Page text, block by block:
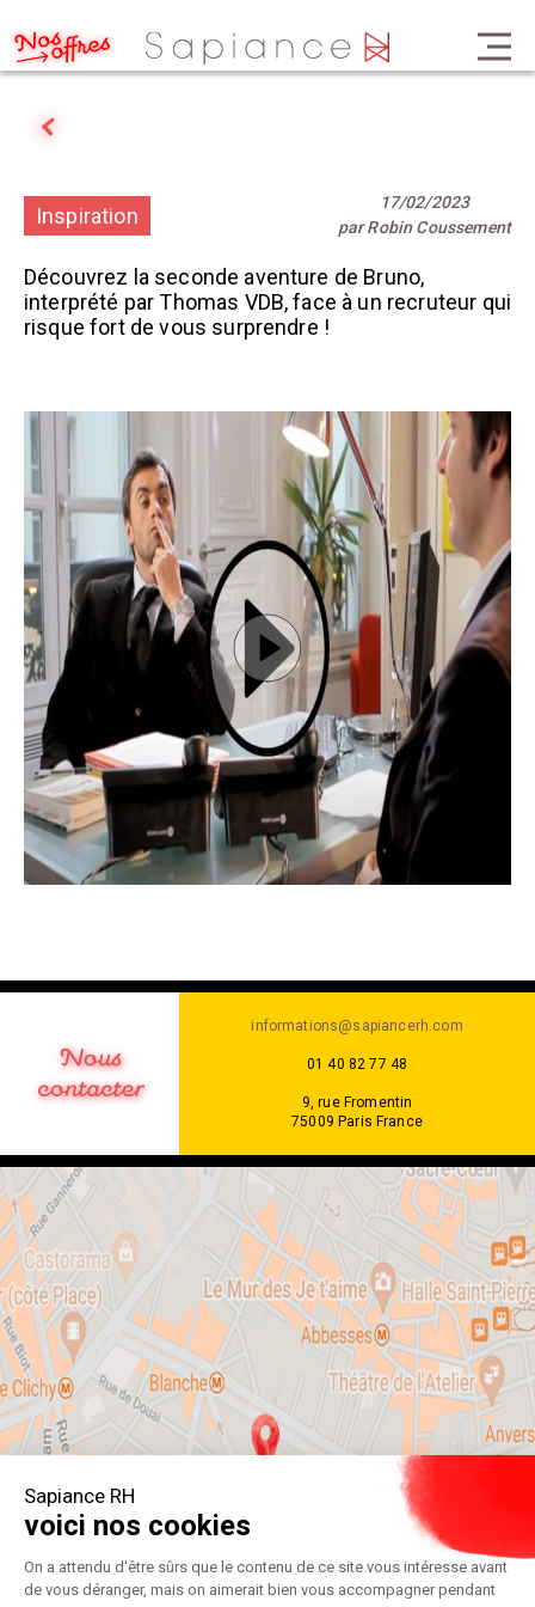
Inspiration
17/02/2023
par Robin Coussement
Découvrez la seconde aventure de Bruno,
interprété par Thomas VDB, face à un recruteur qui
risque fort de vous surprendre !
informations@sapiancerh.com
01 40 82 77 48
9, rue Fromentin
75009 Paris France